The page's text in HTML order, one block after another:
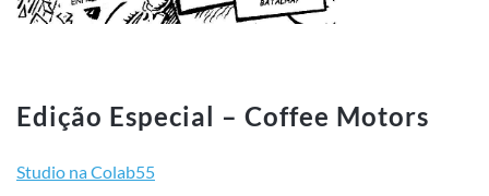
Edição Especial – Coffee Motors
Studio na Colab55